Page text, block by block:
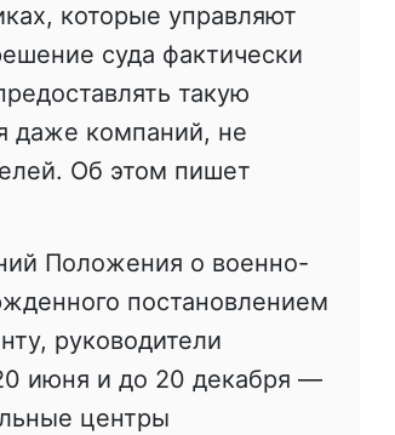
которые управляют
суда фактически
такую
даже компаний, не
Об этом пишет
Положения о военно-
постановлением
руководители
июня и до 20 декабря —
центры